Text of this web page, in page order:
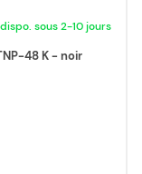
sous 2-10 jours
48 K - noir